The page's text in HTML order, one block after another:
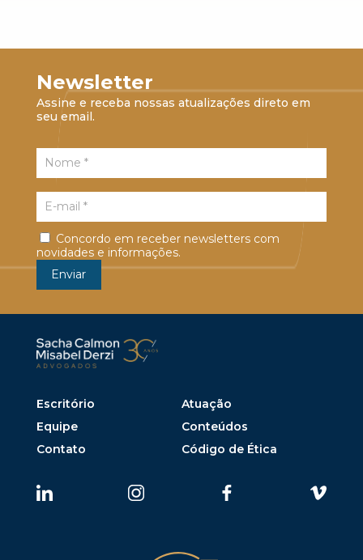
Newsletter
Assine e receba nossas atualizações direto em
seu email.
Concordo em receber newsletters com
novidades e informações.
Escritório
Atuação
Equipe
Conteúdos
Contato
Código de Ética